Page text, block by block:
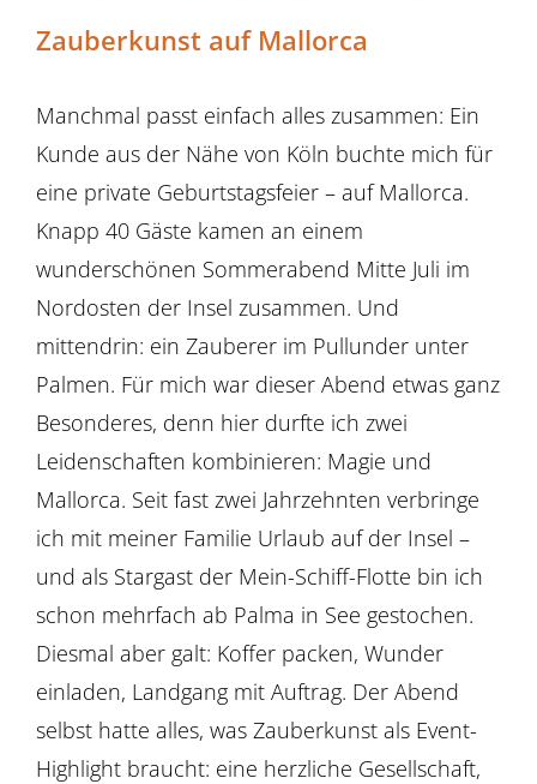
Zauberkunst auf Mallorca
Manchmal passt einfach alles zusammen: Ein
Kunde aus der Nähe von Köln buchte mich für
eine private Geburtstagsfeier – auf Mallorca.
Knapp 40 Gäste kamen an einem
wunderschönen Sommerabend Mitte Juli im
Nordosten der Insel zusammen. Und
mittendrin: ein Zauberer im Pullunder unter
Palmen. Für mich war dieser Abend etwas ganz
Besonderes, denn hier durfte ich zwei
Leidenschaften kombinieren: Magie und
Mallorca. Seit fast zwei Jahrzehnten verbringe
ich mit meiner Familie Urlaub auf der Insel –
und als Stargast der Mein-Schiff-Flotte bin ich
schon mehrfach ab Palma in See gestochen.
Diesmal aber galt: Koffer packen, Wunder
einladen, Landgang mit Auftrag. Der Abend
selbst hatte alles, was Zauberkunst als Event-
Highlight braucht: eine herzliche Gesellschaft,